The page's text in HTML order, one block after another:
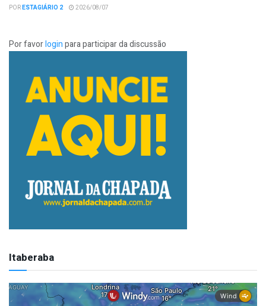
PORESTAGIÁRIO 2 2026/08/07
Por favorloginpara participar da discussão
Itaberaba